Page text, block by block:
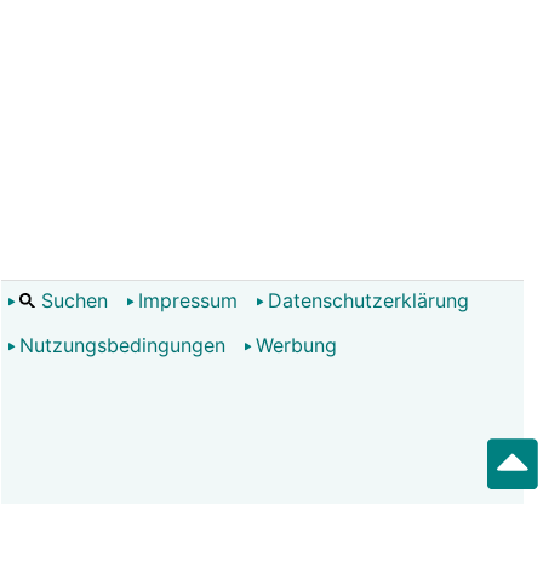
Suchen Impressum
Datenschutzerklärung
Nutzungsbedingungen
Werbung